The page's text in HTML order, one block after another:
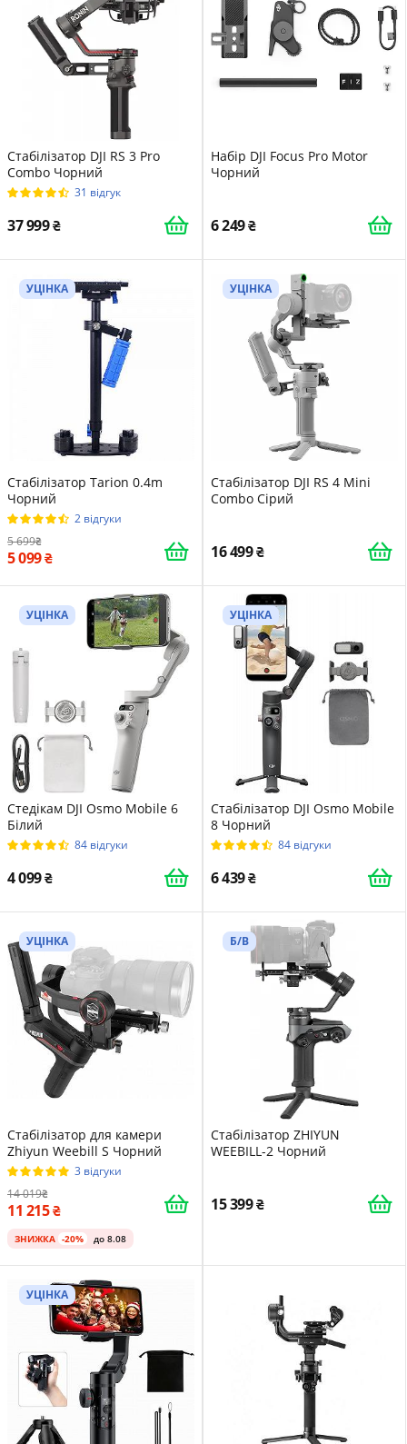
Стабілізатор DJI RS 3 Pro
Combo Чорний
31 відгук
37 999
Набір DJI Focus Pro Motor
Чорний
6 249
УЦІНКА
Стабілізатор Tarion 0.4m
Чорний
2 відгуки
5 699
5 099
УЦІНКА
Стабілізатор DJI RS 4 Mini
Combo Сірий
16 499
УЦІНКА
Стедікам DJI Osmo Mobile 6
Білий
84 відгуки
4 099
УЦІНКА
Стабілізатор DJI Osmo Mobile
8 Чорний
84 відгуки
6 439
УЦІНКА
Стабілізатор для камери
Zhiyun Weebill S Чорний
3 відгуки
14 019
11 215
ЗНИЖКА -20% до 8.08
Б/В
Стабілізатор ZHIYUN
WEEBILL-2 Чорний
15 399
УЦІНКА